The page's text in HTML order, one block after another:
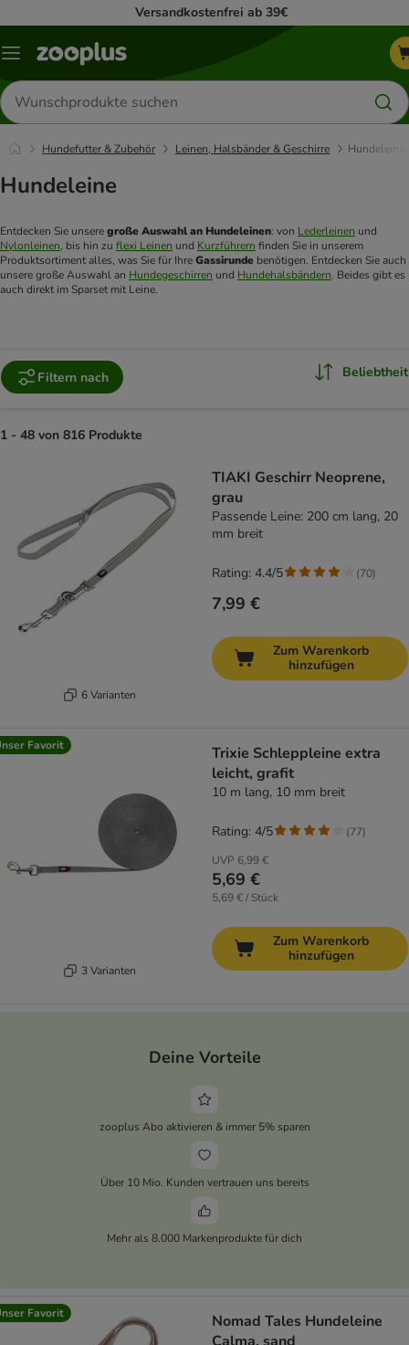
Versandkostenfrei ab 39€
Menü
Produkte
suchen
Hundefutter & Zubehör Leinen, Halsbänder & Geschirre
Hundeleine
Entdecken Sie unsere große Auswahl an Hundeleinen: von Lederleinen
Nylonleinen, bis hin zu flexi Leinen und Kurzführern finden Sie in unserem
Produktsortiment alles, was Sie für Ihre Gassirunde benötigen. Entdecken Sie auch
unsere große Auswahl an Hundegeschirren und Hundehalsbändern. Beides gibt es
auch direkt im Sparset mit Leine.
Filtern nach Beliebtheit
1 - 48 von 816 Produkte
6 Varianten
TIAKI Geschirr Neoprene,
grau
Passende Leine: 200 cm lang, 20
mm breit
7,99 €
Rating: 4.4/5 (70)
Zum Warenkorb
hinzufügen
Favorit
3 Varianten
Trixie Schleppleine extra
leicht, grafit
10 m lang, 10 mm breit
UVP 6,99 €
5,69 €
5,69 € / Stück
Rating: 4/5 (77)
Zum Warenkorb
hinzufügen
Deine Vorteile
zooplus Abo aktivieren & immer 5% sparen
Über 10 Mio. Kunden vertrauen uns bereits
Mehr als 8.000 Markenprodukte für dich
Favorit
Nomad Tales Hundeleine